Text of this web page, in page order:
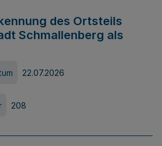
des Ortsteils
Schmallenberg als
22.07.2026
208